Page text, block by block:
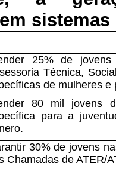
25% de
Técnica,
de mulheres e
80 mil jovens
para a
30% de jovens
Chamadas de ATER/